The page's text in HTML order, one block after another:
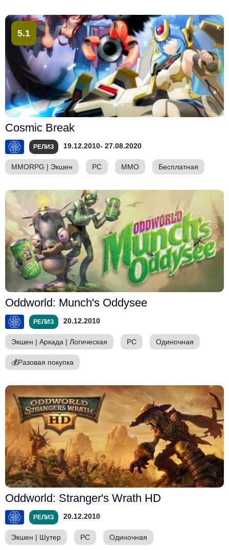
5.1
Cosmic Break
РЕЛИЗ 19.12.2010- 27.08.2020
MMORPG | Экшен PC ММО Бесплатная
Oddworld: Munch's Oddysee
РЕЛИЗ 20.12.2010
Экшен | Аркада | Логическая PC Одиночная
💰Разовая покупка
Oddworld: Stranger's Wrath HD
РЕЛИЗ 20.12.2010
Экшен | Шутер PC Одиночная